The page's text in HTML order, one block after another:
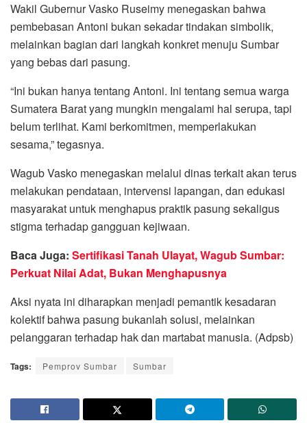
Wakil Gubernur Vasko Ruseimy menegaskan bahwa
pembebasan Antoni bukan sekadar tindakan simbolik,
melainkan bagian dari langkah konkret menuju Sumbar
yang bebas dari pasung.
“Ini bukan hanya tentang Antoni. Ini tentang semua warga
Sumatera Barat yang mungkin mengalami hal serupa, tapi
belum terlihat. Kami berkomitmen, memperlakukan
sesama,” tegasnya.
Wagub Vasko menegaskan melalui dinas terkait akan terus
melakukan pendataan, intervensi lapangan, dan edukasi
masyarakat untuk menghapus praktik pasung sekaligus
stigma terhadap gangguan kejiwaan.
Baca Juga: Sertifikasi Tanah Ulayat, Wagub Sumbar:
Perkuat Nilai Adat, Bukan Menghapusnya
Aksi nyata ini diharapkan menjadi pemantik kesadaran
kolektif bahwa pasung bukanlah solusi, melainkan
pelanggaran terhadap hak dan martabat manusia. (Adpsb)
Tags: Pemprov Sumbar Sumbar